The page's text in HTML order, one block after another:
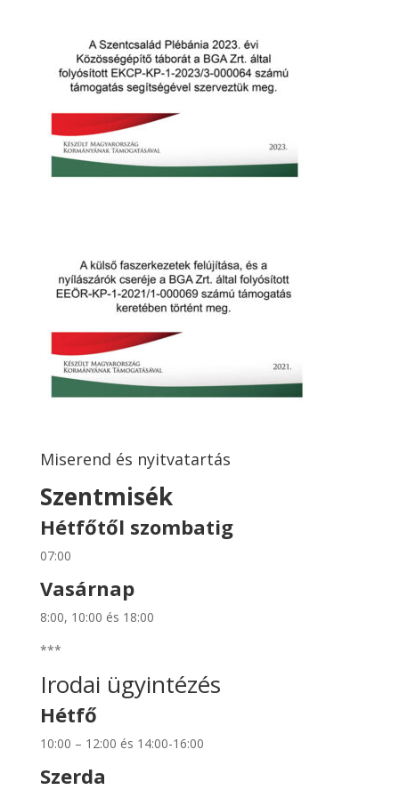
Miserend és nyitvatartás
Szentmisék
Hétfőtől szombatig
07:00
Vasárnap
8:00, 10:00 és 18:00
***
Irodai ügyintézés
Hétfő
10:00 – 12:00 és 14:00-16:00
Szerda